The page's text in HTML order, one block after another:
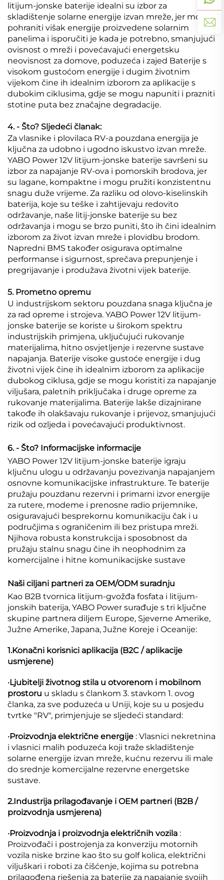
litijum-jonske baterije idealni su izbor za
skladištenje solarne energije izvan mreže, jer mogu
pohraniti višak energije proizvedene solarnim
panelima i isporučiti je kada je potrebno, smanjujući
ovisnost o mreži i povećavajući energetsku
neovisnost za domove, poduzeća i zajed Baterije s
visokom gustoćom energije i dugim životnim
vijekom čine ih idealnim izborom za aplikacije s
dubokim ciklusima, gdje se mogu napuniti i prazniti
stotine puta bez značajne degradacije.
4. - Što? Sljedeći članak:
Za vlasnike i plovilaca RV-a pouzdana energija je
ključna za udobno i ugodno iskustvo izvan mreže.
YABO Power 12V litijum-jonske baterije savršeni su
izbor za napajanje RV-ova i pomorskih brodova, jer
su lagane, kompaktne i mogu pružiti konzistentnu
snagu duže vrijeme. Za razliku od olovo-kiselinskih
baterija, koje su teške i zahtijevaju redovito
održavanje, naše litij-jonske baterije su bez
održavanja i mogu se brzo puniti, što ih čini idealnim
izborom za život izvan mreže i plovidbu brodom.
Napredni BMS također osigurava optimalne
performanse i sigurnost, sprečava prepunjenje i
pregrijavanje i produžava životni vijek baterije.
5. Prometno opremu
U industrijskom sektoru pouzdana snaga ključna je
za rad opreme i strojeva. YABO Power 12V litijum-
jonske baterije se koriste u širokom spektru
industrijskih primjena, uključujući rukovanje
materijalima, hitno osvjetljenje i rezervne sustave
napajanja. Baterije visoke gustoće energije i dug
životni vijek čine ih idealnim izborom za aplikacije
dubokog ciklusa, gdje se mogu koristiti za napajanje
viljušara, paletnih priključaka i druge opreme za
rukovanje materijalima. Baterije lakše dizajnirane
takođe ih olakšavaju rukovanje i prijevoz, smanjujući
rizik od ozljeda i povećavajući produktivnost.
6. - Što? Informacijske informacije
YABO Power 12V litijum-jonske baterije igraju
ključnu ulogu u održavanju povezivanja napajanjem
osnovne komunikacijske infrastrukture. Te baterije
pružaju pouzdanu rezervni i primarni izvor energije
za rutere, modeme i prenosne radio prijemnike,
osiguravajući besprekornu komunikaciju čak i u
područjima s ograničenim ili bez pristupa mreži.
Njihova robusta konstrukcija i sposobnost da
pružaju stalnu snagu čine ih neophodnim za
komercijalne i hitne komunikacijske sustave
Naši ciljani partneri za OEM/ODM suradnju
Kao B2B tvornica litijum-gvožđa fosfata i litijum-
jonskih baterija, YABO Power surađuje s tri ključne
skupine partnera diljem Europe, Sjeverne Amerike,
Južne Amerike, Japana, Južne Koreje i Oceanije:
1.Konačni korisnici aplikacija (B2C / aplikacije
usmjerene)
·Ljubitelji životnog stila u otvorenom i mobilnom
prostoru u skladu s člankom 3. stavkom 1. ovog
članka, za sve poduzeća u Uniji, koje su u posjedu
tvrtke "RV", primjenjuje se sljedeći standard:
·Proizvodnja električne energije : Vlasnici nekretnina
i vlasnici malih poduzeća koji traže skladištenje
solarne energije izvan mreže, kućnu rezervu ili male
do srednje komercijalne rezervne energetske
sustave.
2.Industrija prilagođavanje i OEM partneri (B2B /
proizvodnja usmjerena)
·Proizvodnja i proizvodnja električnih vozila :
Proizvođači i postrojenja za konverziju motornih
vozila niske brzine kao što su golf kolica, električni
viljuškari i roboti za čišćenje, kojima su potrebna
prilagođena rješenja za baterije za napajanje svojih